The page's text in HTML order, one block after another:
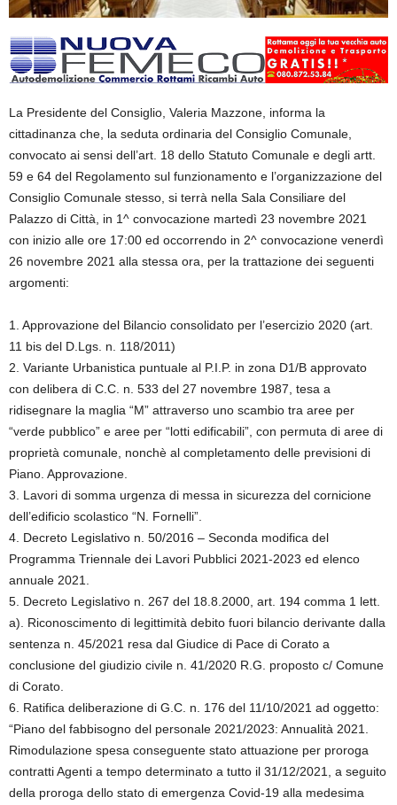
La Presidente del Consiglio, Valeria Mazzone, informa la
cittadinanza che, la seduta ordinaria del Consiglio Comunale,
convocato ai sensi dell’art. 18 dello Statuto Comunale e degli artt.
59 e 64 del Regolamento sul funzionamento e l’organizzazione del
Consiglio Comunale stesso, si terrà nella Sala Consiliare del
Palazzo di Città, in 1^ convocazione martedì 23 novembre 2021
con inizio alle ore 17:00 ed occorrendo in 2^ convocazione venerdì
26 novembre 2021 alla stessa ora, per la trattazione dei seguenti
argomenti:
1. Approvazione del Bilancio consolidato per l’esercizio 2020 (art.
11 bis del D.Lgs. n. 118/2011)
2. Variante Urbanistica puntuale al P.I.P. in zona D1/B approvato
con delibera di C.C. n. 533 del 27 novembre 1987, tesa a
ridisegnare la maglia “M” attraverso uno scambio tra aree per
“verde pubblico” e aree per “lotti edificabili”, con permuta di aree di
proprietà comunale, nonchè al completamento delle previsioni di
Piano. Approvazione.
3. Lavori di somma urgenza di messa in sicurezza del cornicione
dell’edificio scolastico “N. Fornelli”.
4. Decreto Legislativo n. 50/2016 – Seconda modifica del
Programma Triennale dei Lavori Pubblici 2021-2023 ed elenco
annuale 2021.
5. Decreto Legislativo n. 267 del 18.8.2000, art. 194 comma 1 lett.
a). Riconoscimento di legittimità debito fuori bilancio derivante dalla
sentenza n. 45/2021 resa dal Giudice di Pace di Corato a
conclusione del giudizio civile n. 41/2020 R.G. proposto c/ Comune
di Corato.
6. Ratifica deliberazione di G.C. n. 176 del 11/10/2021 ad oggetto:
“Piano del fabbisogno del personale 2021/2023: Annualità 2021.
Rimodulazione spesa conseguente stato attuazione per proroga
contratti Agenti a tempo determinato a tutto il 31/12/2021, a seguito
della proroga dello stato di emergenza Covid-19 alla medesima